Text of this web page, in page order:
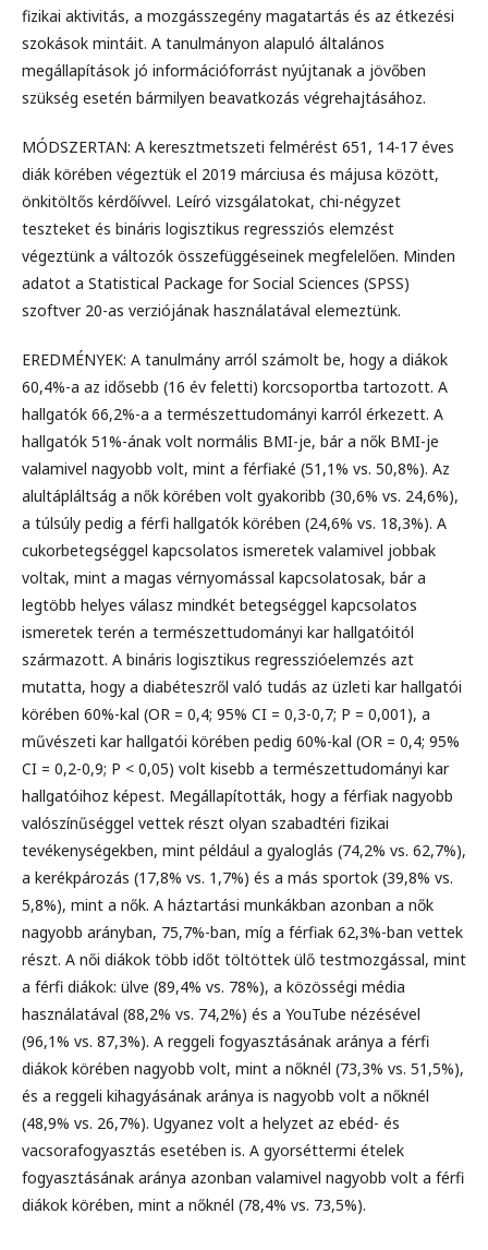
fizikai aktivitás, a mozgásszegény magatartás és az étkezési
szokások mintáit. A tanulmányon alapuló általános
megállapítások jó információforrást nyújtanak a jövőben
szükség esetén bármilyen beavatkozás végrehajtásához.
MÓDSZERTAN: A keresztmetszeti felmérést 651, 14-17 éves
diák körében végeztük el 2019 márciusa és májusa között,
önkitöltős kérdőívvel. Leíró vizsgálatokat, chi-négyzet
teszteket és bináris logisztikus regressziós elemzést
végeztünk a változók összefüggéseinek megfelelően. Minden
adatot a Statistical Package for Social Sciences (SPSS)
szoftver 20-as verziójának használatával elemeztünk.
EREDMÉNYEK: A tanulmány arról számolt be, hogy a diákok
60,4%-a az idősebb (16 év feletti) korcsoportba tartozott. A
hallgatók 66,2%-a a természettudományi karról érkezett. A
hallgatók 51%-ának volt normális BMI-je, bár a nők BMI-je
valamivel nagyobb volt, mint a férfiaké (51,1% vs. 50,8%). Az
alultápláltság a nők körében volt gyakoribb (30,6% vs. 24,6%),
a túlsúly pedig a férfi hallgatók körében (24,6% vs. 18,3%). A
cukorbetegséggel kapcsolatos ismeretek valamivel jobbak
voltak, mint a magas vérnyomással kapcsolatosak, bár a
legtöbb helyes válasz mindkét betegséggel kapcsolatos
ismeretek terén a természettudományi kar hallgatóitól
származott. A bináris logisztikus regresszióelemzés azt
mutatta, hogy a diabéteszről való tudás az üzleti kar hallgatói
körében 60%-kal (OR = 0,4; 95% CI = 0,3-0,7; P = 0,001), a
művészeti kar hallgatói körében pedig 60%-kal (OR = 0,4; 95%
CI = 0,2-0,9; P < 0,05) volt kisebb a természettudományi kar
hallgatóihoz képest. Megállapították, hogy a férfiak nagyobb
valószínűséggel vettek részt olyan szabadtéri fizikai
tevékenységekben, mint például a gyaloglás (74,2% vs. 62,7%),
a kerékpározás (17,8% vs. 1,7%) és a más sportok (39,8% vs.
5,8%), mint a nők. A háztartási munkákban azonban a nők
nagyobb arányban, 75,7%-ban, míg a férfiak 62,3%-ban vettek
részt. A női diákok több időt töltöttek ülő testmozgással, mint
a férfi diákok: ülve (89,4% vs. 78%), a közösségi média
használatával (88,2% vs. 74,2%) és a YouTube nézésével
(96,1% vs. 87,3%). A reggeli fogyasztásának aránya a férfi
diákok körében nagyobb volt, mint a nőknél (73,3% vs. 51,5%),
és a reggeli kihagyásának aránya is nagyobb volt a nőknél
(48,9% vs. 26,7%). Ugyanez volt a helyzet az ebéd- és
vacsorafogyasztás esetében is. A gyorséttermi ételek
fogyasztásának aránya azonban valamivel nagyobb volt a férfi
diákok körében, mint a nőknél (78,4% vs. 73,5%).